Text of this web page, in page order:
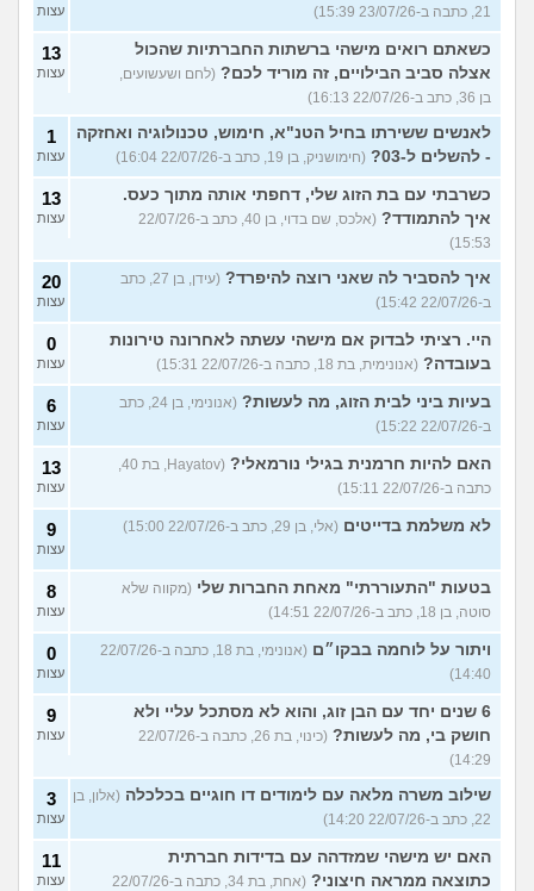
21, כתבה ב-23/07/26 15:39) עצות
כשאתם רואים מישהי ברשתות החברתיות שהכול
אצלה סביב הבילויים, זה מוריד לכם? (לחם ושעשועים,
בן 36, כתב ב-22/07/26 16:13)
13
עצות
לאנשים ששירתו בחיל הטנ"א, חימוש, טכנולוגיה ואחזקה
- להשלים ל-03?
(חימושניק, בן 19, כתב ב-22/07/26 16:04)
1
עצות
כשרבתי עם בת הזוג שלי, דחפתי אותה מתוך כעס.
איך להתמודד?
(אלכס, שם בדוי, בן 40, כתב ב-22/07/26
15:53)
13
עצות
איך להסביר לה שאני רוצה להיפרד?
(עידן, בן 27, כתב
ב-22/07/26 15:42)
20
עצות
היי. רציתי לבדוק אם מישהי עשתה לאחרונה טירונות
בעובדה? (אנונימית, בת 18, כתבה ב-22/07/26 15:31)
0
עצות
בעיות ביני לבית הזוג, מה לעשות?
(אנונימי, בן 24, כתב
ב-22/07/26 15:22)
6
עצות
האם להיות חרמנית בגילי נורמאלי?
כתבה ב-22/07/26 15:11)
13
עצות
לא משלמת בדייטים (אלי, בן 29, כתב ב-22/07/26 15:00) 9
עצות
בטעות "התעוררתי" מאחת החברות שלי (מקווה שלא
סוטה, בן 18, כתב ב-22/07/26 14:51)
8
עצות
ויתור על לוחמה בבקו״ם
(אנונימי, בת 18, כתבה ב-22/07/26
14:40)
0
עצות
6 שנים יחד עם הבן זוג, והוא לא מסתכל עליי ולא
חושק בי, מה לעשות?
(כינוי, בת 26, כתבה ב-22/07/26
14:29)
9
עצות
שילוב משרה מלאה עם לימודים דו חוגיים בכלכלה (אלון, בן
22, כתב ב-22/07/26 14:20)
3
עצות
האם יש מישהי שמזדהה עם בדידות חברתית
כתוצאה ממראה חיצוני?
(אחת, בת 34, כתבה ב-22/07/26
11
עצות